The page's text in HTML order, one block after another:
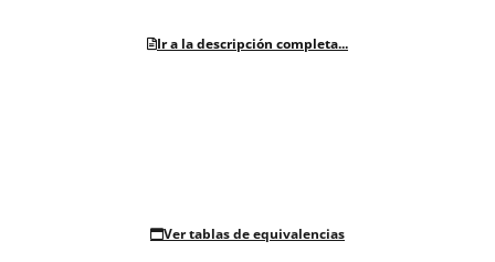
Ir a la descripción completa...
Ver tablas de equivalencias